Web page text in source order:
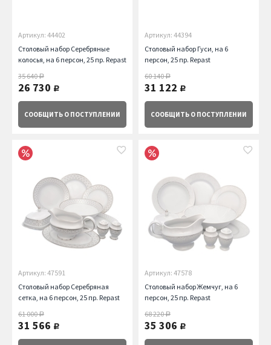
Артикул: 44402
Столовый набор Серебряные
колосья, на 6 персон, 25 пр. Repast
35 640руб.
26 730 руб.
СООБЩИТЬ О ПОСТУПЛЕНИИ
Артикул: 44394
Столовый набор Гуси, на 6
персон, 25 пр. Repast
60 140руб.
31 122 руб.
СООБЩИТЬ О ПОСТУПЛЕНИИ
Артикул: 47591
Столовый набор Серебряная
сетка, на 6 персон, 25 пр. Repast
61 000руб.
31 566 руб.
Артикул: 47578
Столовый набор Жемчуг, на 6
персон, 25 пр. Repast
68 220руб.
35 306 руб.